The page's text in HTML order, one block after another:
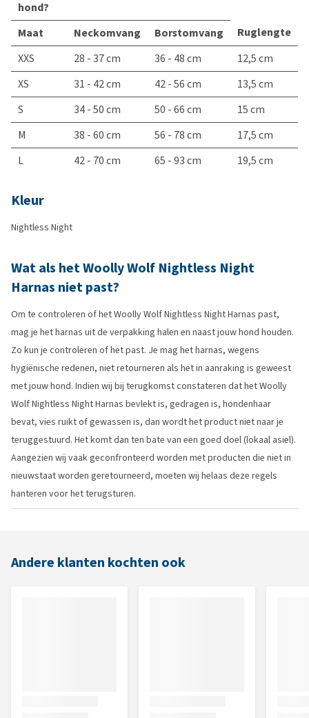
hond?
Maat
Neckomvang Borstomvang
Ruglengte
XXS
28 - 37 cm 36 - 48 cm
12,5 cm
XS
31 - 42 cm 42 - 56 cm
13,5 cm
S
34 - 50 cm 50 - 66 cm
15 cm
M
38 - 60 cm 56 - 78 cm
17,5 cm
L
42 - 70 cm 65 - 93 cm 19,5 cm
Kleur
Nightless Night
Wat als het Woolly Wolf Nightless Night
Harnas niet past?
Om te controleren of het Woolly Wolf Nightless Night Harnas past,
mag je het harnas uit de verpakking halen en naast jouw hond houden.
Zo kun je controleren of het past. Je mag het harnas, wegens
hygiënische redenen, niet retourneren als het in aanraking is geweest
met jouw hond. Indien wij bij terugkomst constateren dat het Woolly
Wolf Nightless Night Harnas bevlekt is, gedragen is, hondenhaar
bevat, vies ruikt of gewassen is, dan wordt het product niet naar je
teruggestuurd. Het komt dan ten bate van een goed doel (lokaal asiel).
Aangezien wij vaak geconfronteerd worden met producten die niet in
nieuwstaat worden geretourneerd, moeten wij helaas deze regels
hanteren voor het terugsturen.
Andere klanten kochten ook